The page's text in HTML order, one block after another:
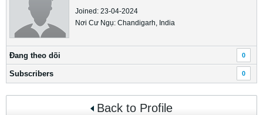
Joined: 23-04-2024
Nơi Cư Ngụ: Chandigarh, India
Ðang theo dõi 0
Subscribers 0
Back to Profile